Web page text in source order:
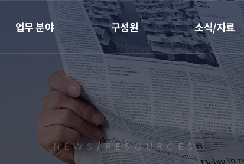
업무 분야
지역주택조합
리모델링
부동산종합관리
구성원
전체
대표변호사
변호사
임직원
소식/자료
성공사례
센트로 칼럼
최근소식
유튜브
NEWS/RESOURCES